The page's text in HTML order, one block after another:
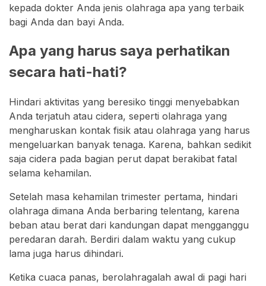
kepada dokter Anda jenis olahraga apa yang terbaik
bagi Anda dan bayi Anda.
Apa yang harus saya perhatikan
secara hati-hati?
Hindari aktivitas yang beresiko tinggi menyebabkan
Anda terjatuh atau cidera, seperti olahraga yang
mengharuskan kontak fisik atau olahraga yang harus
mengeluarkan banyak tenaga. Karena, bahkan sedikit
saja cidera pada bagian perut dapat berakibat fatal
selama kehamilan.
Setelah masa kehamilan trimester pertama, hindari
olahraga dimana Anda berbaring telentang, karena
beban atau berat dari kandungan dapat mengganggu
peredaran darah. Berdiri dalam waktu yang cukup
lama juga harus dihindari.
Ketika cuaca panas, berolahragalah awal di pagi hari